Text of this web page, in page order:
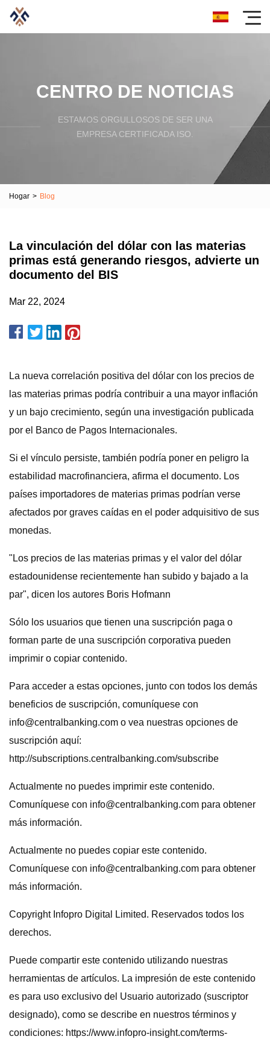
CENTRO DE NOTICIAS
ESTAMOS ORGULLOSOS DE SER UNA
EMPRESA CERTIFICADA ISO.
Hogar > Blog
La vinculación del dólar con las materias
primas está generando riesgos, advierte un
documento del BIS
Mar 22, 2024
La nueva correlación positiva del dólar con los precios de
las materias primas podría contribuir a una mayor inflación
y un bajo crecimiento, según una investigación publicada
por el Banco de Pagos Internacionales.
Si el vínculo persiste, también podría poner en peligro la
estabilidad macrofinanciera, afirma el documento. Los
países importadores de materias primas podrían verse
afectados por graves caídas en el poder adquisitivo de sus
monedas.
"Los precios de las materias primas y el valor del dólar
estadounidense recientemente han subido y bajado a la
par", dicen los autores Boris Hofmann
Sólo los usuarios que tienen una suscripción paga o
forman parte de una suscripción corporativa pueden
imprimir o copiar contenido.
Para acceder a estas opciones, junto con todos los demás
beneficios de suscripción, comuníquese con
info@centralbanking.com o vea nuestras opciones de
suscripción aquí:
http://subscriptions.centralbanking.com/subscribe
Actualmente no puedes imprimir este contenido.
Comuníquese con info@centralbanking.com para obtener
más información.
Actualmente no puedes copiar este contenido.
Comuníquese con info@centralbanking.com para obtener
más información.
Copyright Infopro Digital Limited. Reservados todos los
derechos.
Puede compartir este contenido utilizando nuestras
herramientas de artículos. La impresión de este contenido
es para uso exclusivo del Usuario autorizado (suscriptor
designado), como se describe en nuestros términos y
condiciones: https://www.infopro-insight.com/terms-